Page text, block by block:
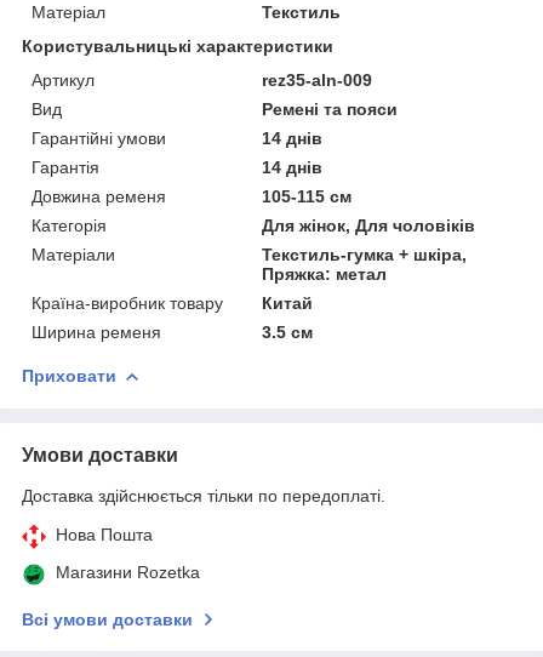
Матеріал
Текстиль
Користувальницькі характеристики
Артикул
rez35-aln-009
Вид
Ремені та пояси
Гарантійні умови
14 днів
Гарантія
14 днів
Довжина ременя
105-115 см
Категорія
Для жінок, Для чоловіків
Матеріали
Текстиль-гумка + шкіра,
Пряжка: метал
Країна-виробник товару
Китай
Ширина ременя
3.5 см
Приховати
Умови доставки
Доставка здійснюється тільки по передоплаті.
Нова Пошта
Магазини Rozetka
Всі умови доставки